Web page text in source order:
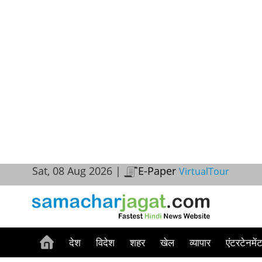
Sat, 08 Aug 2026 | E-Paper VirtualTour
देश विदेश शहर खेल व्यापार एंटरटेनमेंट